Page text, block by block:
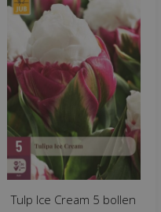
Tulp Ice Cream 5 bollen